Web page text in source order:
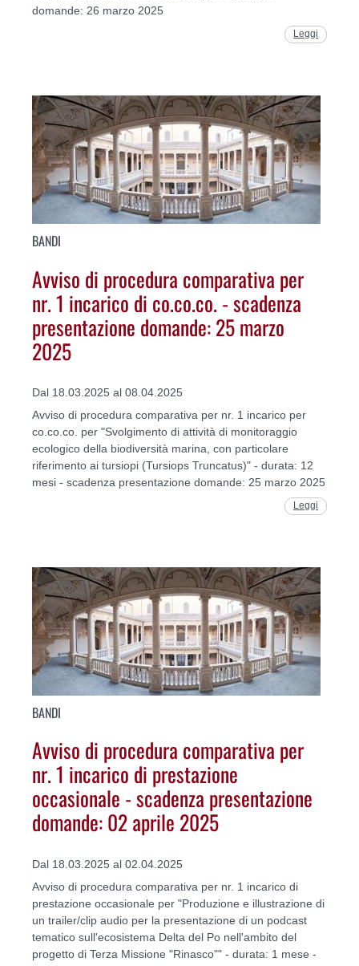
domande: 26 marzo 2025
Leggi
BANDI
Avviso di procedura comparativa per
nr. 1 incarico di co.co.co. - scadenza
presentazione domande: 25 marzo
2025
Dal 18.03.2025 al 08.04.2025
Avviso di procedura comparativa per nr. 1 incarico per
co.co.co. per "Svolgimento di attività di monitoraggio
ecologico della biodiversità marina, con particolare
riferimento ai tursiopi (Tursiops Truncatus)" - durata: 12
mesi - scadenza presentazione domande: 25 marzo 2025
Leggi
BANDI
Avviso di procedura comparativa per
nr. 1 incarico di prestazione
occasionale - scadenza presentazione
domande: 02 aprile 2025
Dal 18.03.2025 al 02.04.2025
Avviso di procedura comparativa per nr. 1 incarico di
prestazione occasionale per "Produzione e illustrazione di
un trailer/clip audio per la presentazione di un podcast
tematico sull'ecosistema Delta del Po nell'ambito del
progetto di Terza Missione "Rinasco"" - durata: 1 mese -